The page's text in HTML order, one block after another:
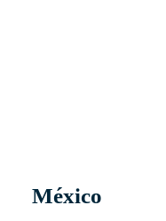
México